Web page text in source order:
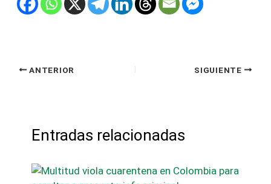
ANTERIOR SIGUIENTE
Entradas relacionadas